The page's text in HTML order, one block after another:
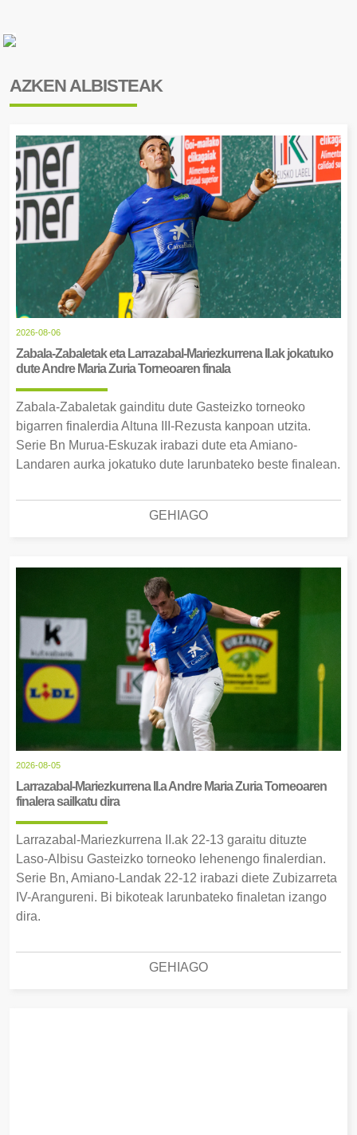
AZKEN ALBISTEAK
2026-08-06
Zabala-Zabaletak eta Larrazabal-Mariezkurrena II.ak jokatuko
dute Andre Maria Zuria Torneoaren finala
Zabala-Zabaletak gainditu dute Gasteizko torneoko
bigarren finalerdia Altuna III-Rezusta kanpoan utzita.
Serie Bn Murua-Eskuzak irabazi dute eta Amiano-
Landaren aurka jokatuko dute larunbateko beste finalean.
GEHIAGO
2026-08-05
Larrazabal-Mariezkurrena II.a Andre Maria Zuria Torneoaren
finalera sailkatu dira
Larrazabal-Mariezkurrena II.ak 22-13 garaitu dituzte
Laso-Albisu Gasteizko torneoko lehenengo finalerdian.
Serie Bn, Amiano-Landak 22-12 irabazi diete Zubizarreta
IV-Arangureni. Bi bikoteak larunbateko finaletan izango
dira.
GEHIAGO